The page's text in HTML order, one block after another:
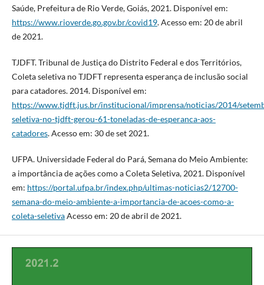
Saúde, Prefeitura de Rio Verde, Goiás, 2021. Disponível em:
https://www.rioverde.go.gov.br/covid19. Acesso em: 20 de abril
de 2021.
TJDFT. Tribunal de Justiça do Distrito Federal e dos Territórios,
Coleta seletiva no TJDFT representa esperança de inclusão social
para catadores. 2014. Disponível em:
https://www.tjdft.jus.br/institucional/imprensa/noticias/2014/
seletiva-no-tjdft-gerou-61-toneladas-de-esperanca-aos-
catadores. Acesso em: 30 de set 2021.
UFPA. Universidade Federal do Pará, Semana do Meio Ambiente:
a importância de ações como a Coleta Seletiva, 2021. Disponível
em: https://portal.ufpa.br/index.php/ultimas-noticias2/12700-
semana-do-meio-ambiente-a-importancia-de-acoes-como-a-
coleta-seletivaAcesso em: 20 de abril de 2021.